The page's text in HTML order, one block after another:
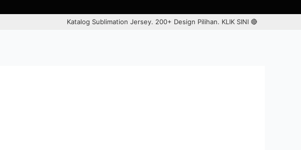
Katalog Sublimation Jersey. 200+ Design Pilihan. KLIK SINI 🔴